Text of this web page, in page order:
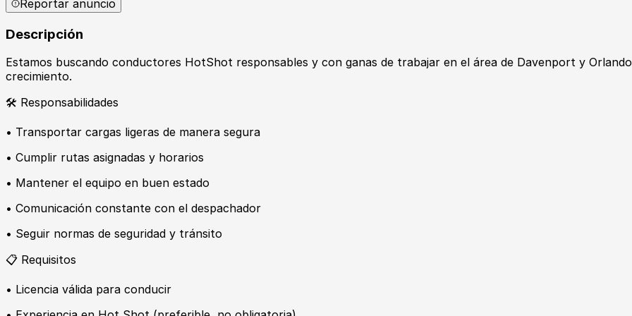
Reportar anuncio
Descripción
Estamos buscando conductores HotShot responsables y con ganas de trabajar en el área de Davenport y
crecimiento.
🛠️ Responsabilidades
• Transportar cargas ligeras de manera segura
• Cumplir rutas asignadas y horarios
• Mantener el equipo en buen estado
• Comunicación constante con el despachador
• Seguir normas de seguridad y tránsito
📋 Requisitos
• Licencia válida para conducir